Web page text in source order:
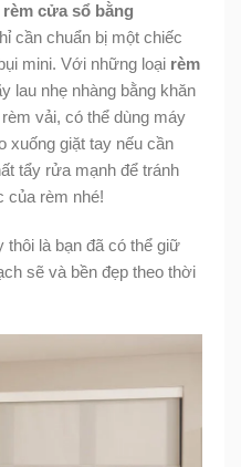
rèm cửa sổ bằng
cần chuẩn bị một chiếc
mini. Với những loại rèm
lau nhẹ nhàng bằng khăn
vải, có thể dùng máy
xuống giặt tay nếu cần
tẩy rửa mạnh để tránh
của rèm nhé!
là bạn đã có thể giữ
sẽ và bền đẹp theo thời